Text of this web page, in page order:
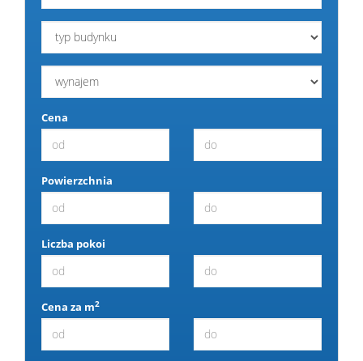
Cena
Powierzchnia
Liczba pokoi
Cena za m2